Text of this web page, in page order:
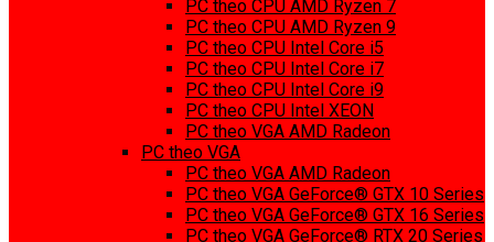
PC theo CPU AMD Ryzen 7
PC theo CPU AMD Ryzen 9
PC theo CPU Intel Core i5
PC theo CPU Intel Core i7
PC theo CPU Intel Core i9
PC theo CPU Intel XEON
PC theo VGA AMD Radeon
PC theo VGA
PC theo VGA AMD Radeon
PC theo VGA GeForce® GTX 10 Series
PC theo VGA GeForce® GTX 16 Series
PC theo VGA GeForce® RTX 20 Series